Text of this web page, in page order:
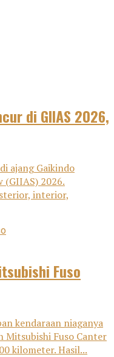
di GIIAS 2026,
ajang Gaikindo
2026.
interior,
Fuso
kendaraan niaganya
Mitsubishi Fuso Canter
kilometer. Hasil...